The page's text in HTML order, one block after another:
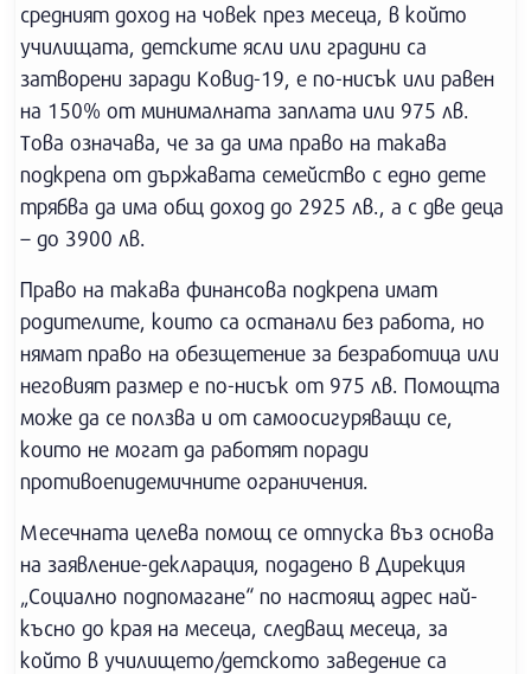
средният доход на човек през месеца, в който
училищата, детските ясли или градини са
затворени заради Ковид-19, е по-нисък или равен
на 150% от минималната заплата или 975 лв.
Това означава, че за да има право на такава
подкрепа от държавата семейство с едно дете
трябва да има общ доход до 2925 лв., а с две деца
– до 3900 лв.
Право на такава финансова подкрепа имат
родителите, които са останали без работа, но
нямат право на обезщетение за безработица или
неговият размер е по-нисък от 975 лв. Помощта
може да се ползва и от самоосигуряващи се,
които не могат да работят поради
противоепидемичните ограничения.
Месечната целева помощ се отпуска въз основа
на заявление-декларация, подадено в Дирекция
„Социално подпомагане“ по настоящ адрес най-
късно до края на месеца, следващ месеца, за
който в училището/детското заведение са